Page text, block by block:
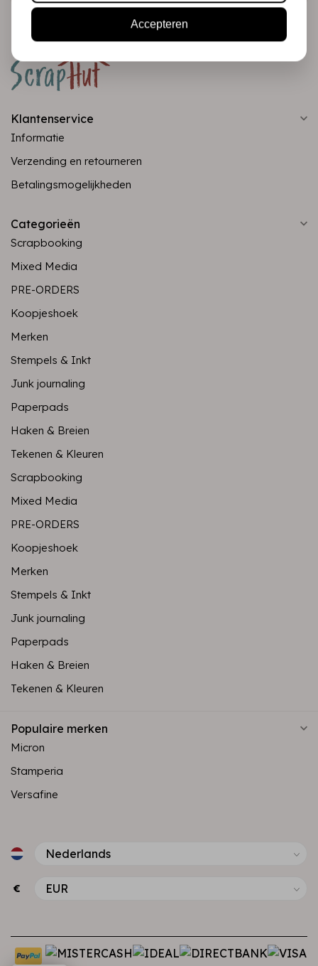
Klantenservice
Informatie
Verzending en retourneren
Betalingsmogelijkheden
Categorieën
Scrapbooking
Mixed Media
PRE-ORDERS
Koopjeshoek
Merken
Stempels & Inkt
Junk journaling
Paperpads
Haken & Breien
Tekenen & Kleuren
Scrapbooking
Mixed Media
PRE-ORDERS
Koopjeshoek
Merken
Stempels & Inkt
Junk journaling
Paperpads
Haken & Breien
Tekenen & Kleuren
Populaire merken
Micron
Stamperia
Versafine
€
Accepteren